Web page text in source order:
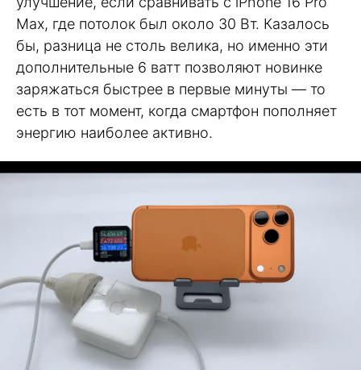
Max, где потолок был около 30 Вт. Казалось
бы, разница не столь велика, но именно эти
дополнительные 6 ватт позволяют новинке
заряжаться быстрее в первые минуты — то
есть в тот момент, когда смартфон пополняет
энергию наиболее активно.